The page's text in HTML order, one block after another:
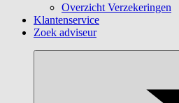
Overzicht Verzekeringen
Klantenservice
Zoek adviseur